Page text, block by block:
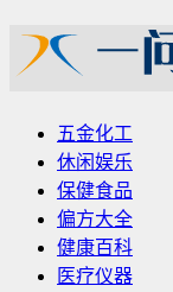
五金化工
休闲娱乐
保健食品
偏方大全
健康百科
医疗仪器